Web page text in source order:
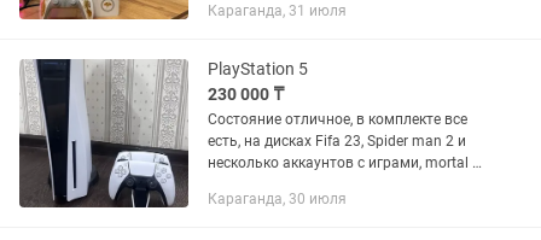
шнур питания, HDMI шнур Подарочный
Караганда, 31 июля
PlayStation 5
230 000 ₸
Состояние отличное, в комплекте все
есть, на дисках Fifa 23, Spider man 2 и
несколько аккаунтов с играми, mortal ,
много других игр
Караганда, 30 июля